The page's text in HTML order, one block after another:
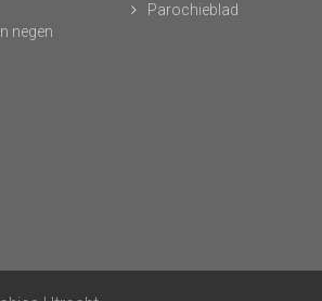
negen
Parochieblad